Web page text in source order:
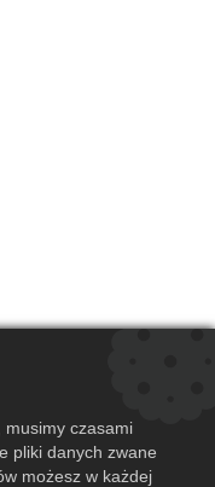
20
musimy czasami
pliki danych zwane
możesz w każdej